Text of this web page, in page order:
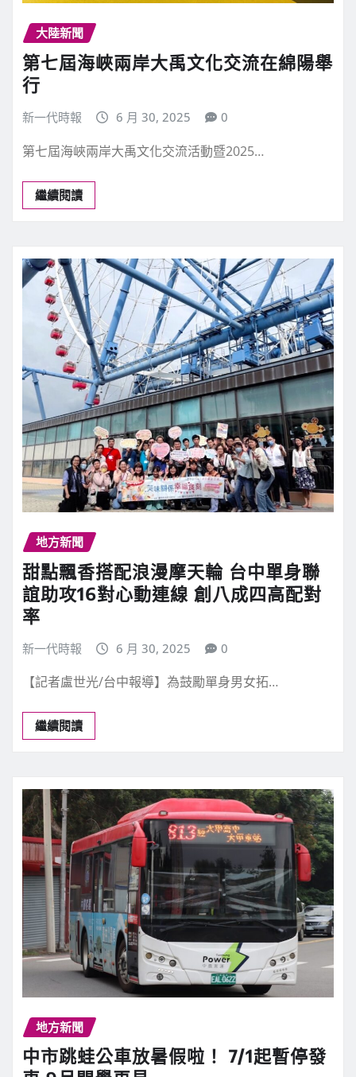
大陸新聞
第七屆海峽兩岸大禹文化交流在綿陽舉
行
新一代時報 6 月 30, 2025 0
第七屆海峽兩岸大禹文化交流活動暨2025…
繼續閱讀
地方新聞
甜點飄香搭配浪漫摩天輪 台中單身聯
誼助攻16對心動連線 創八成四高配對
率
新一代時報 6 月 30, 2025 0
【記者盧世光/台中報導】為鼓勵單身男女拓…
繼續閱讀
地方新聞
中市跳蛙公車放暑假啦！ 7/1起暫停發